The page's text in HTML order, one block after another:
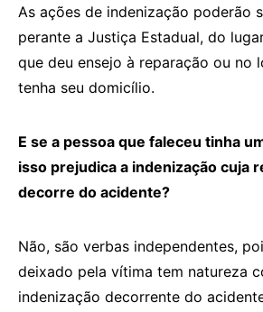
As ações de indenização poderão
perante a Justiça Estadual, do
que deu ensejo à reparação ou no
tenha seu domicílio.
E se a pessoa que faleceu tinha
isso prejudica a indenização cuja
decorre do acidente?
Não, são verbas independentes,
deixado pela vítima tem natureza
indenização decorrente do